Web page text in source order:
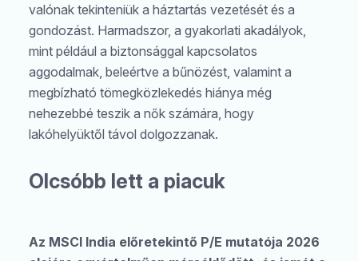
valónak tekinteniük a háztartás vezetését és a
gondozást. Harmadszor, a gyakorlati akadályok,
mint például a biztonsággal kapcsolatos
aggodalmak, beleértve a bűnözést, valamint a
megbízható tömegközlekedés hiánya még
nehezebbé teszik a nők számára, hogy
lakóhelyüktől távol dolgozzanak.
Olcsóbb lett a piacuk
Az MSCI India előretekintő P/E mutatója 2026